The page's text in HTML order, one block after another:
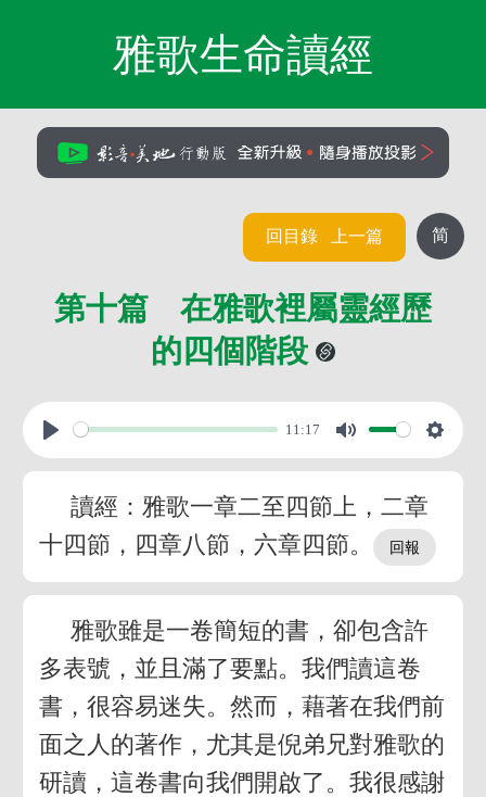
雅歌生命讀經
简
回目錄 上一篇
第十篇 在雅歌裡屬靈經歷
的四個階段
11:17
讀經：雅歌一章二至四節上，二章
十四節，四章八節，六章四節。
雅歌雖是一卷簡短的書，卻包含許
多表號，並且滿了要點。我們讀這卷
書，很容易迷失。然而，藉著在我們前
面之人的著作，尤其是倪弟兄對雅歌的
研讀，這卷書向我們開啟了。我很感謝